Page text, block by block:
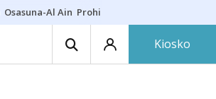
Osasuna-Al Ain Prohibiciones eclipse
Kiosko